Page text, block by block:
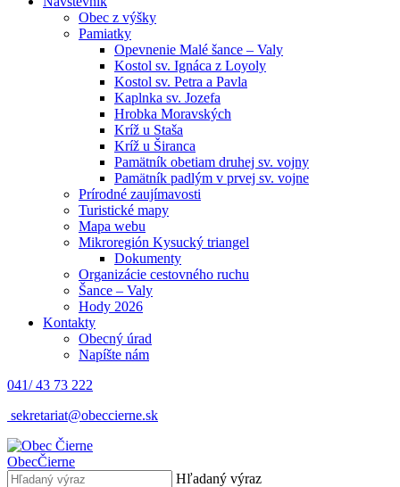
Obec z výšky
Pamiatky
Opevnenie Malé šance – Valy
Kostol sv. Ignáca z Loyoly
Kostol sv. Petra a Pavla
Kaplnka sv. Jozefa
Hrobka Moravských
Kríž u Staša
Kríž u Širanca
Pamätník obetiam druhej sv. vojny
Pamätník padlým v prvej sv. vojne
Prírodné zaujímavosti
Turistické mapy
Mapa webu
Mikroregión Kysucký triangel
Dokumenty
Organizácie cestovného ruchu
Šance – Valy
Hody 2026
Kontakty
Obecný úrad
Napíšte nám
041/ 43 73 222
sekretariat@obeccierne.sk
ObecČierne
Hľadaný výraz